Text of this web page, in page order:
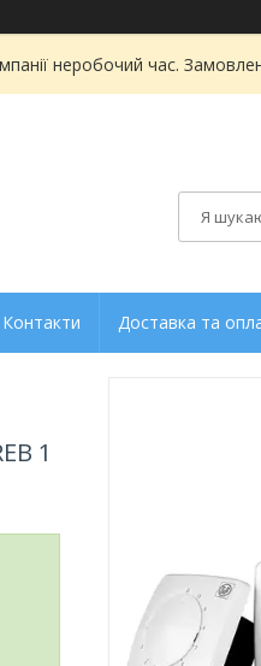
неробочий час.
Контакти Доставка та
1